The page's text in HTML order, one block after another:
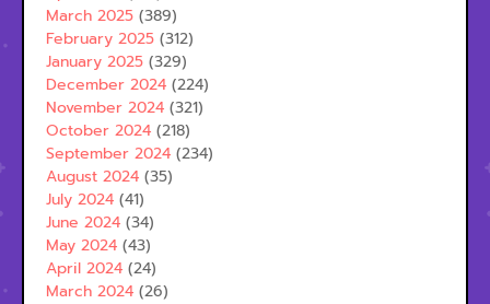
March 2025 (389)
February 2025 (312)
January 2025 (329)
December 2024 (224)
November 2024 (321)
October 2024 (218)
September 2024 (234)
August 2024 (35)
July 2024 (41)
June 2024 (34)
May 2024 (43)
April 2024 (24)
March 2024 (26)